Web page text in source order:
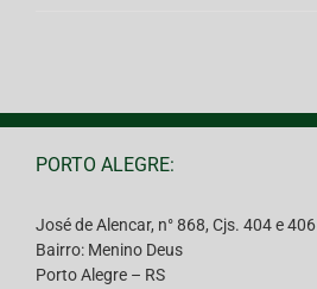
PORTO ALEGRE:
José de Alencar, n° 868, Cjs. 404 e 406
Bairro: Menino Deus
Porto Alegre – RS